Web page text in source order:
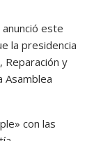
este
la presidencia
Reparación y
Asamblea
con las